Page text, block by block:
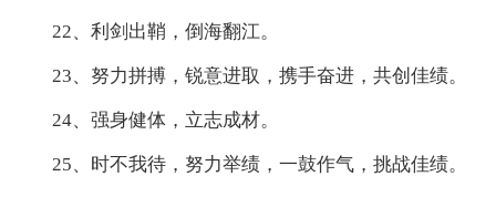
22、利剑出鞘，倒海翻江。
23、努力拼搏，锐意进取，携手奋进，共创佳绩。
24、强身健体，立志成材。
25、时不我待，努力举绩，一鼓作气，挑战佳绩。